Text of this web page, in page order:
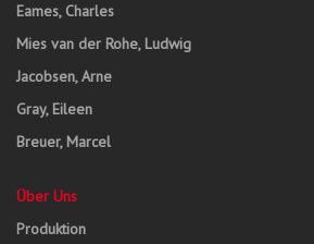
Eames, Charles
Mies van der Rohe, Ludwig
Jacobsen, Arne
Gray, Eileen
Breuer, Marcel
Über Uns
Produktion